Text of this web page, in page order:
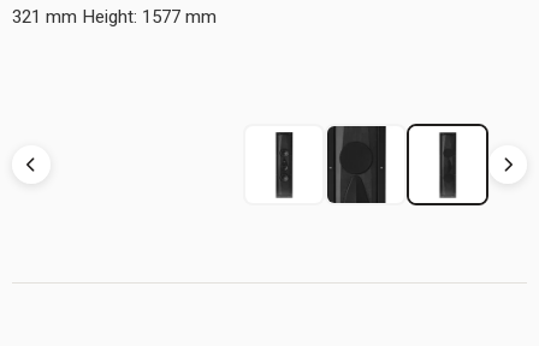
321 mm Height: 1577 mm